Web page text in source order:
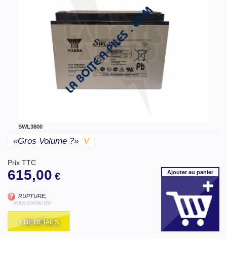
SWL3800
«gros Volume ?» V
Prix TTC
615,00 €
RUPTURE,
NOUS CONTACTER
+ DE DÉTAILS
Ajouterau panier